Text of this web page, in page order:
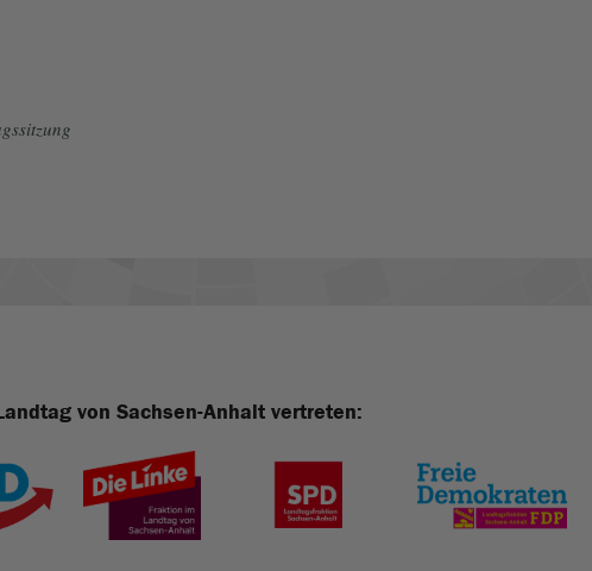
von Sachsen-Anhalt vertreten: